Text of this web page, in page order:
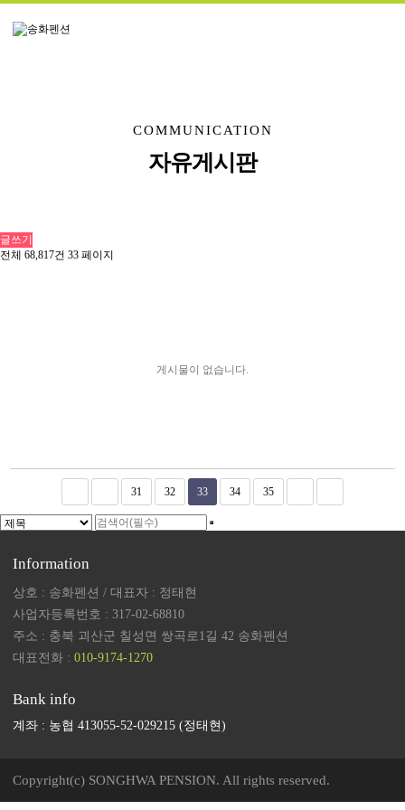
COMMUNICATION
자유게시판
글쓰기
전체 68,817건 33 페이지
게시물이 없습니다.
31 32 33 34 35
Information
상호 : 송화펜션 / 대표자 : 정태현
사업자등록번호 : 317-02-68810
주소 : 충북 괴산군 칠성면 쌍곡로1길 42 송화펜션
대표전화 : 010-9174-1270
Bank info
계좌 : 농협 413055-52-029215 (정태현)
Copyright(c) SONGHWA PENSION. All rights reserved.